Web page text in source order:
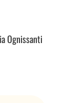
Ognissanti